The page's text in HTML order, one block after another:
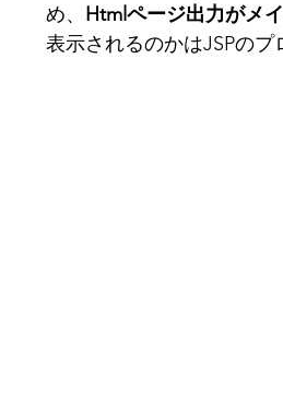
め、 Htmlページ出力がメ
表示されるのかはJSPのプ